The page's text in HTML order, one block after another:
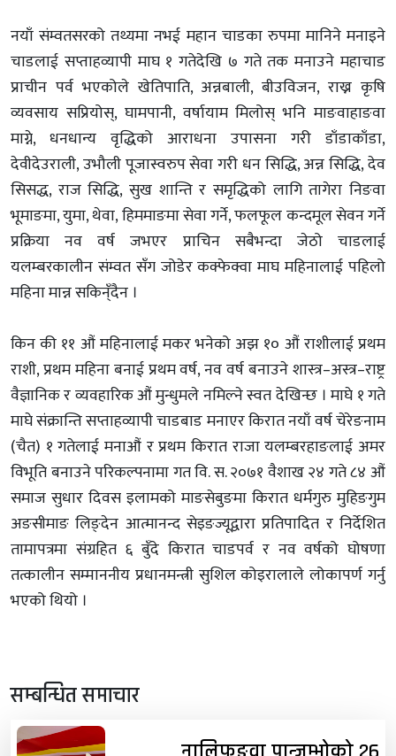
नयाँ संम्वतसरको तथ्यमा नभई महान चाडका रुपमा मानिने मनाइने
चाडलाई सप्ताहव्यापी माघ १ गतेदेखि ७ गते तक मनाउने महाचाड
प्राचीन पर्व भएकोले खेतिपाति, अन्नबाली, बीउविजन, राख्न कृषि
व्यवसाय सप्रियोस्, घामपानी, वर्षायाम मिलोस् भनि माङवाहाङवा
माग्ने, धनधान्य वृद्धिको आराधना उपासना गरी डाँडाकाँडा,
देवीदेउराली, उभौली पूजास्वरुप सेवा गरी धन सिद्धि, अन्न सिद्धि, देव
सिसद्ध, राज सिद्धि, सुख शान्ति र समृद्धिको लागि तागेरा निङवा
भूमाङमा, युमा, थेवा, हिममाङमा सेवा गर्ने, फलफूल कन्दमूल सेवन गर्ने
प्रक्रिया नव वर्ष जभएर प्राचिन सबैभन्दा जेठो चाडलाई
यलम्बरकालीन संम्वत सँग जोडेर कक्फेक्वा माघ महिनालाई पहिलो
महिना मान्न सकिन्ँदैन ।
किन की ११ औं महिनालाई मकर भनेको अझ १० औं राशीलाई प्रथम
राशी, प्रथम महिना बनाई प्रथम वर्ष, नव वर्ष बनाउने शास्त्र–अस्त्र–राष्ट्र
वैज्ञानिक र व्यवहारिक औं मुन्धुमले नमिल्ने स्वत देखिन्छ । माघे १ गते
माघे संक्रान्ति सप्ताहव्यापी चाडबाड मनाएर किरात नयाँ वर्ष चेरेङनाम
(चैत) १ गतेलाई मनाऔं र प्रथम किरात राजा यलम्बरहाङलाई अमर
विभूति बनाउने परिकल्पनामा गत वि. स. २०७१ वैशाख २४ गते ८४ औं
समाज सुधार दिवस इलामको माङसेबुङमा किरात धर्मगुरु मुहिङगुम
अङसीमाङ लिङ्देन आत्मानन्द सेइङज्यूद्वारा प्रतिपादित र निर्देशित
तामापत्रमा संग्रहित ६ बुँदे किरात चाडपर्व र नव वर्षको घोषणा
तत्कालीन सम्माननीय प्रधानमन्त्री सुशिल कोइरालाले लोकापर्ण गर्नु
भएको थियो ।
सम्बन्धित समाचार